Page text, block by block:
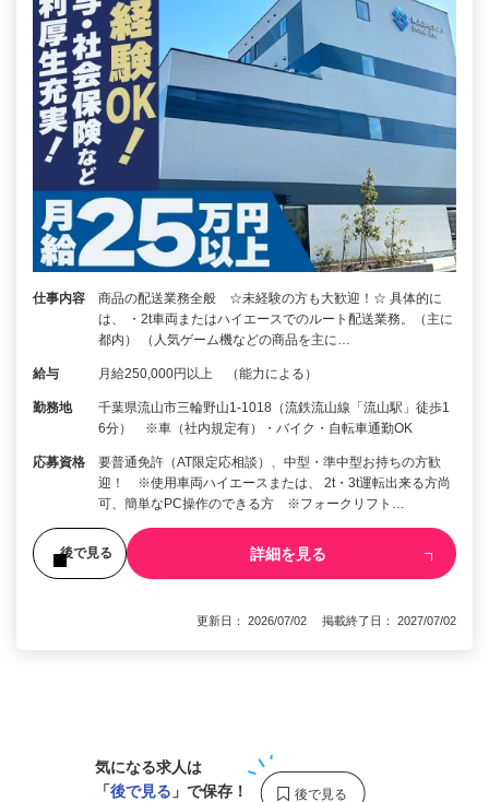
仕事内容
商品の配送業務全般 ☆未経験の方も大歓迎！☆ 具体的に
は、 ・2t車両またはハイエースでのルート配送業務。（主に
都内） （人気ゲーム機などの商品を主に…
給与 月給250,000円以上 （能力による）
勤務地
千葉県流山市三輪野山1-1018（流鉄流山線「流山駅」徒歩1
6分） ※車（社内規定有）・バイク・自転車通勤OK
応募資格
要普通免許（AT限定応相談）、中型・準中型お持ちの方歓
迎！ ※使用車両ハイエースまたは、 2t・3t運転出来る方尚
可、簡単なPC操作のできる方 ※フォークリフト…
後で見る 詳細を見る
更新日： 2026/07/02 掲載終了日： 2027/07/02
気になる求人は
「後で見る 」で保存！